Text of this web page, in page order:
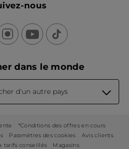
nous
dans le monde
d'un autre pays
*Conditions des offres en cours
Paramètres des cookies
Avis clients
tarifs conseillés Magasins